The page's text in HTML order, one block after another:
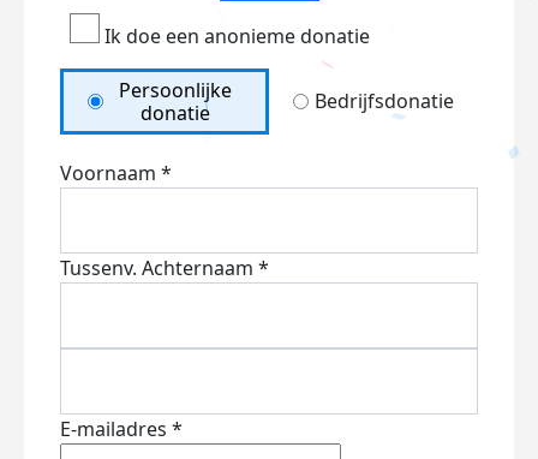
Ik doe een anonieme donatie
Persoonlijke
donatie
Bedrijfsdonatie
Voornaam *
Tussenv. Achternaam *
E-mailadres *